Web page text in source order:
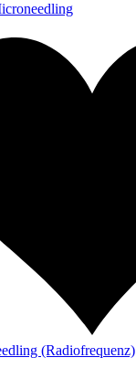
(Radiofrequenz)